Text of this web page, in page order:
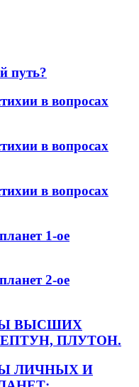
путь?
в вопросах
в вопросах
в вопросах
1-ое
2-ое
ВЫСШИХ
ПЛУТОН.
ЛИЧНЫХ И